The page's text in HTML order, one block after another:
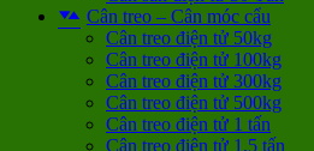
Cân treo – Cân móc cẩu
Cân treo điện tử 50kg
Cân treo điện tử 100kg
Cân treo điện tử 300kg
Cân treo điện tử 500kg
Cân treo điện tử 1 tấn
Cân treo điện tử 1,5 tấn